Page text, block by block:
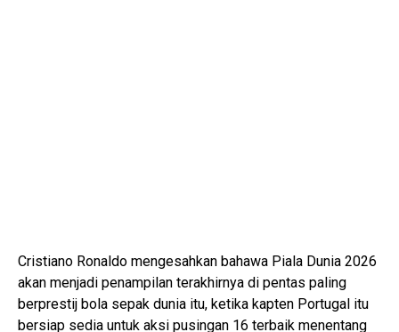
Cristiano Ronaldo mengesahkan bahawa Piala Dunia 2026
akan menjadi penampilan terakhirnya di pentas paling
berprestij bola sepak dunia itu, ketika kapten Portugal itu
bersiap sedia untuk aksi pusingan 16 terbaik menentang